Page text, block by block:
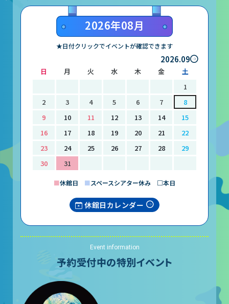
名誉館長あいさつ
プライバシーポリシー
お問い合わせ
プラネタリウム
イベント
動画配信
2026年08月
★日付クリックでイベントが確認できます
2026.09
日 月 火 水 木 金
土
1
2
3 4 5 6 7
8
9
10 11 12 13 14
15
16
17 18 19 20 21
22
23
24 25 26 27 28
29
30
31
■休館日 ■スペースシアター休み □本日
休館日カレンダー
Event information
予約受付中の特別イベント